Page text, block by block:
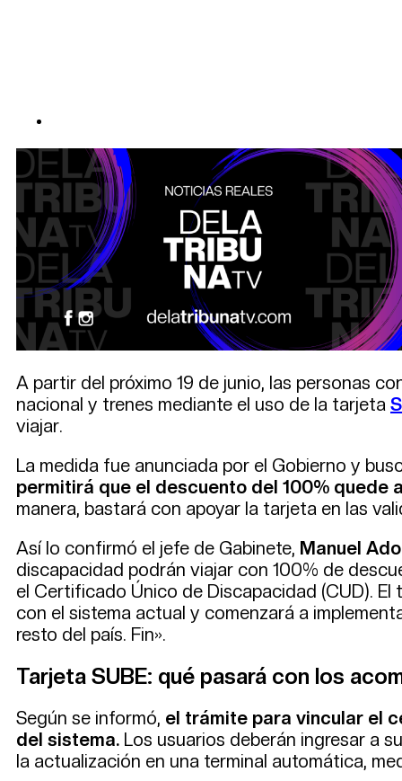
A partir del próximo 19 de junio, las personas
nacional y trenes mediante el uso de la tarjeta
viajar.
La medida fue anunciada por el Gobierno y
permitirá que el descuento del 100%
manera, bastará con apoyar la tarjeta en las
Así lo confirmó el jefe de Gabinete, Manuel
discapacidad podrán viajar con 100% de
el Certificado Único de Discapacidad (CUD).
con el sistema actual y comenzará a
resto del país. Fin».
Tarjeta SUBE: qué pasará con los
Según se informó, el trámite para vincular el
del sistema. Los usuarios deberán ingresar a
la actualización en una terminal automática,